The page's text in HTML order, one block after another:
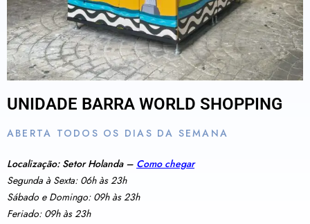
UNIDADE BARRA WORLD SHOPPING
ABERTA TODOS OS DIAS DA SEMANA
Localização: Setor Holanda – Como chegar
Segunda à Sexta: 06h às 23h
Sábado e Domingo: 09h às 23h
Feriado: 09h às 23h